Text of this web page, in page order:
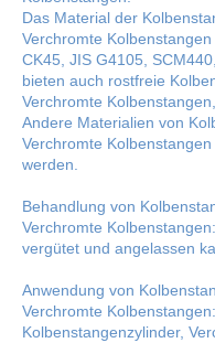
Das Material der
Verchromte
CK45, JIS G4105,
bieten auch rostfreie
Verchromte
Andere Materialien von
Verchromte
werden.
Behandlung von
Verchromte
vergütet und angelassen
Anwendung von
Verchromte
Kolbenstangenzylinder,